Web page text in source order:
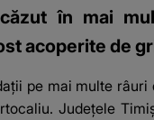
în mai
acoperite de
pe mai multe râuri
Județele